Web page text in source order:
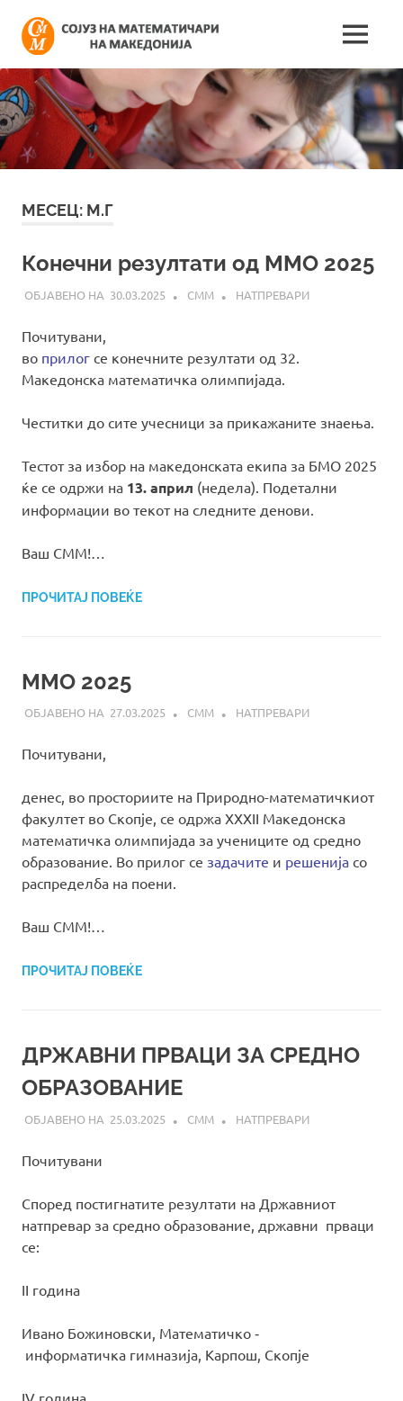
content
на
на
информации
поврзани
со
работата
на
MENU
МЕСЕЦ: М.Г
Конечни резултати од ММО 2025
30.03.2025 СММ НАТПРЕВАРИ
Почитувани,
во прилог се конечните резултати од 32.
Македонска математичка олимпијада.
Честитки до сите учесници за прикажаните знаења.
Тестот за избор на македонската екипа за БМО 2025
ќе се одржи на 13. април (недела). Подетални
информации во текот на следните денови.
Ваш СММ!…
ПРОЧИТАЈ ПОВЕЌЕ
MMO 2025
27.03.2025 СММ НАТПРЕВАРИ
Почитувани,
денес, во просториите на Природно-математичкиот
факултет во Скопје, се одржа XXXII Македонска
математичка олимпијада за учениците од средно
образование. Во прилог се задачите и решенија со
распределба на поени.
Ваш СММ!…
ПРОЧИТАЈ ПОВЕЌЕ
ДРЖАВНИ ПРВАЦИ ЗА СРЕДНО
ОБРАЗОВАНИЕ
25.03.2025 СММ НАТПРЕВАРИ
Почитувани
Според постигнатите резултати на Државниот
натпревар за средно образование, државни прваци
се:
II година
Ивано Божиновски, Математичко ‐
информатичка гимназија, Карпош, Скопје
IV година